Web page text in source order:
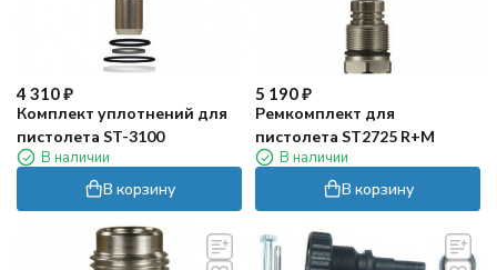
4 310₽
Комплект уплотнений для
пистолета ST-3100
В наличии
В корзину
5 190₽
Ремкомплект для
пистолета ST2725 R+M
В наличии
В корзину